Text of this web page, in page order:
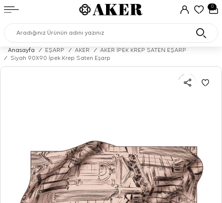
0
Anasayfa / EŞARP / AKER /
AKER İPEK KREP SATEN EŞARP
/
Siyah 90X90 İpek Krep Saten Eşarp